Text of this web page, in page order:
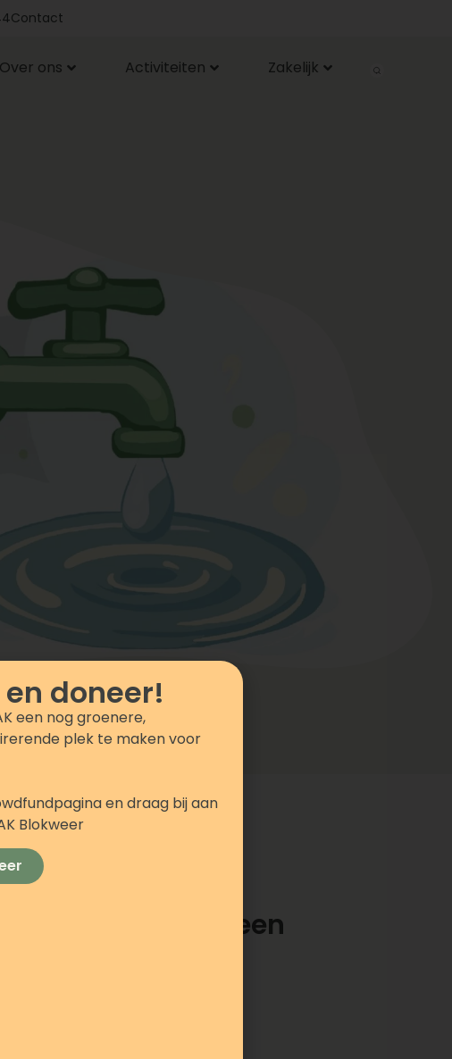
Contact
Over ons Activiteiten Zakelijk
voor iedereen
doneer!
een nog groenere,
plek te maken voor
en draag bij aan
Blokweer